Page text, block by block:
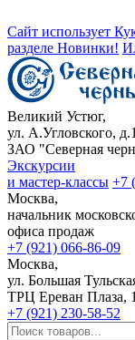
Сайт использует
разделе Новинки!
Великий Устюг,
ул. А.Угловского,
ЗАО "Северная
Экскурсии
и мастер-классы +7
Москва,
начальник
офиса продаж
+7 (921) 066-86-09
Москва,
ул. Большая
ТРЦ Ереван Плаза,
+7 (921) 230-58-52